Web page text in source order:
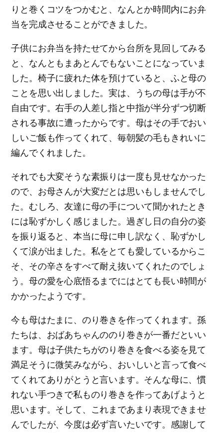
りと巻くコツをつかむと、なんとか時間内にお弁
当を完成させることができました。
子供にお弁当を持たせてから台所を見回してみる
と、なんともまあとんでもないことになっていま
した。椅子に疲れた体を預けていると、ふと母の
ことを思い出しました。実は、うちの母は手が不
自由です。右手の人差し指と中指が半分ずつ切断
される事故に遭ったからです。母はその手でおい
しいご飯も作ってくれて、毎朝髪の毛もきれいに
編んでくれました。
それでも大変そうな素振りは一度も見せなかった
ので、お母さんが大変だとは思いもしませんでし
た。むしろ、友達に母の手について聞かれたとき
には恥ずかしく感じました。過ぎし日の自分の姿
を振り返ると、本当に母に申し訳なく、恥ずかし
くて涙が出ました。私をとても愛しているからこ
そ、その辛さをすべて耐え抜いてくれたのでしょ
う。母の愛を心底悟るまでにはとても長い時間が
かかったようです。
今も母はたまに、のり巻きを作ってくれます。孫
たちは、おばあちゃんののり巻きが一番だといい
ます。母は子供たちがのり巻きを食べる姿を見て
満足そうに微笑みながら、おいしいと言って食べ
てくれてありがとうと言います。そんな母に、慣
れない手つきで私ものり巻きを作ってあげようと
思います。そして、これまであまり表現できませ
んでしたが、今度は必ず言いたいです。感謝して